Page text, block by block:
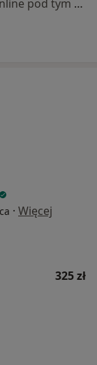
Specjalista nie oferuje umawiania online pod tym adresem.
· Więcej
325 zł